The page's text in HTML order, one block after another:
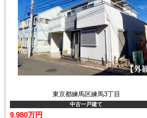
東京都練馬区練馬3丁目
中古一戸建て
9,980万円